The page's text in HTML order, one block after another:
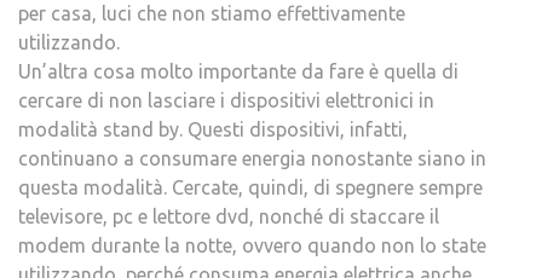
per casa, luci che non stiamo effettivamente
utilizzando.
Un’altra cosa molto importante da fare è quella di
cercare di non lasciare i dispositivi elettronici in
modalità stand by. Questi dispositivi, infatti,
continuano a consumare energia nonostante siano in
questa modalità. Cercate, quindi, di spegnere sempre
televisore, pc e lettore dvd, nonché di staccare il
modem durante la notte, ovvero quando non lo state